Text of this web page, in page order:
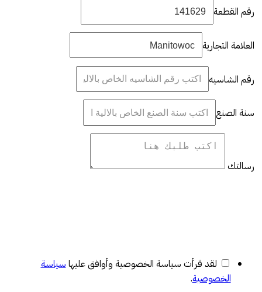
رقم القطعة
العلامة التجارية
رقم الشاسيه
سنة الصنع
رسالتك
لقد قرأت سياسة الخصوصية وأوافق عليها سياسة
الخصوصية.